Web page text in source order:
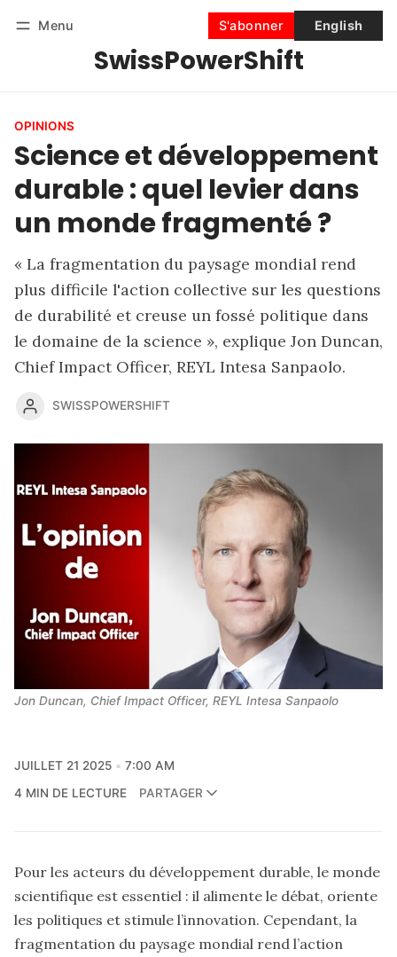
Menu
SwissPowerShift
S'abonner English
Se connecter S'abonner
OPINIONS
Science et développement
durable : quel levier dans
un monde fragmenté ?
« La fragmentation du paysage mondial rend
plus difficile l'action collective sur les questions
de durabilité et creuse un fossé politique dans
le domaine de la science », explique Jon Duncan,
Chief Impact Officer, REYL Intesa Sanpaolo.
SWISSPOWERSHIFT
Jon Duncan, Chief Impact Officer, REYL Intesa Sanpaolo
JUILLET 21 2025
7:00 AM
4 MIN DE LECTURE
PARTAGER
Pour les acteurs du développement durable, le monde
scientifique est essentiel : il alimente le débat, oriente
les politiques et stimule l’innovation. Cependant, la
fragmentation du paysage mondial rend l’action